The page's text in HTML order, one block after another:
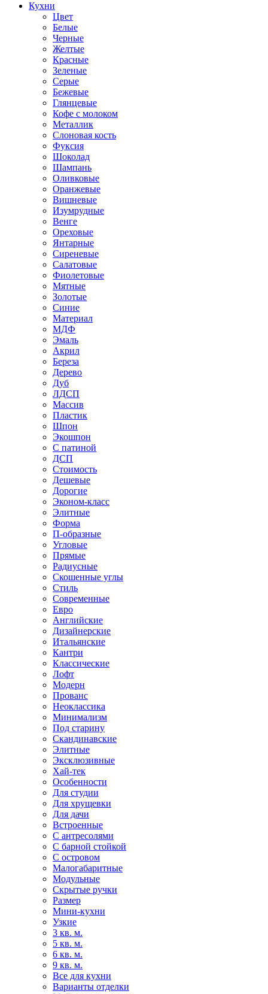
Кухни
Цвет
Белые
Черные
Желтые
Красные
Зеленые
Серые
Бежевые
Глянцевые
Кофе с молоком
Металлик
Слоновая кость
Фуксия
Шоколад
Шампань
Оливковые
Оранжевые
Вишневые
Изумрудные
Венге
Ореховые
Янтарные
Сиреневые
Салатовые
Фиолетовые
Мятные
Золотые
Синие
Материал
МДФ
Эмаль
Акрил
Береза
Дерево
Дуб
ЛДСП
Массив
Пластик
Шпон
Экошпон
С патиной
ДСП
Стоимость
Дешевые
Дорогие
Эконом-класс
Элитные
Форма
П-образные
Угловые
Прямые
Радиусные
Скошенные углы
Стиль
Современные
Евро
Английские
Дизайнерские
Итальянские
Кантри
Классические
Лофт
Модерн
Прованс
Неоклассика
Минимализм
Под старину
Скандинавские
Элитные
Эксклюзивные
Хай-тек
Особенности
Для студии
Для хрущевки
Для дачи
Встроенные
С антресолями
С барной стойкой
С островом
Малогабаритные
Модульные
Скрытые ручки
Размер
Мини-кухни
Узкие
3 кв. м.
5 кв. м.
6 кв. м.
9 кв. м.
Все для кухни
Варианты отделки